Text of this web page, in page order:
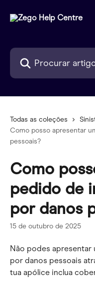
Procurar artigos...
Todas as coleções
Como posso apresentar
pessoais?
Como
pedido de
por danos
15 de outubro de 2025
Não podes
por danos pessoais
tua apólice inclua